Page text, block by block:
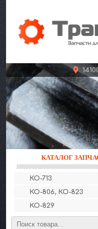
КАТАЛОГ
КО-713
КО-806, КО-823
КО-829